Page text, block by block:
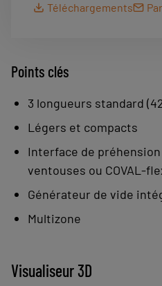
plus une tâche
intégrable dans le
peut réaliser des
sécurité.
Avantages :
Compacité
Légèreté
Fonctions
Téléchargements
Points clés
3 longueurs standard
Légers et compacts
Interface de
ventouses ou COVAL-
Générateur de vide
Multizone
Visualiseur 3D